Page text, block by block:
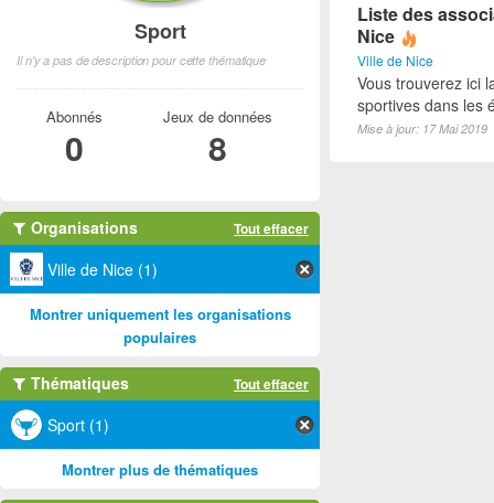
Liste des
Nice
Ville de Nice
Vous trouverez ici
sportives dans les
Mise à jour: 17 Mai 2019
Sport
Il n'y a pas de description pour cette thématique
Abonnés
0
Jeux de données
8
Organisations Tout effacer
Ville de Nice (1)
Montrer uniquement les organisations
populaires
Thématiques Tout effacer
Sport (1)
Montrer plus de thématiques